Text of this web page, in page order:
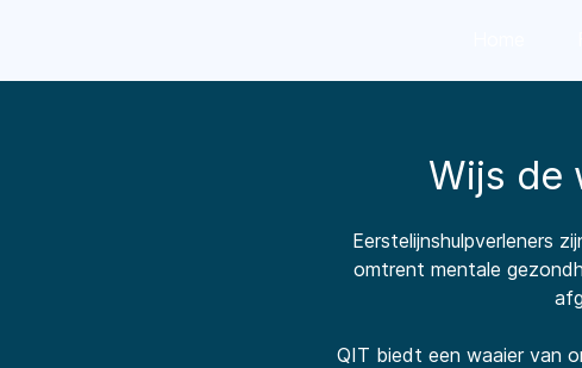
Wijs de
Eerstelijnshulpverleners
omtrent mentale
QIT biedt een waaier van